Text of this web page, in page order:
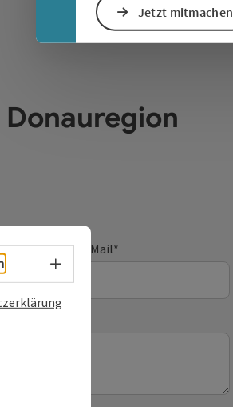
Jetzt mitmachen
E-Mail*
Sprachwahl - Menü öffnen